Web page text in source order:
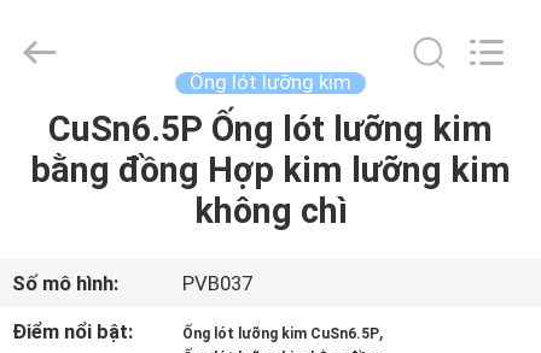
NHÀ
VIDEO
Sliding
Reserved.
Ống lót lưỡng kim
CuSn6.5P Ống lót lưỡng kim
bằng đồng Hợp kim lưỡng kim
không chì
Số mô hình:
PVB037
Điểm nổi bật:
Ống lót lưỡng kim CuSn6.5P,